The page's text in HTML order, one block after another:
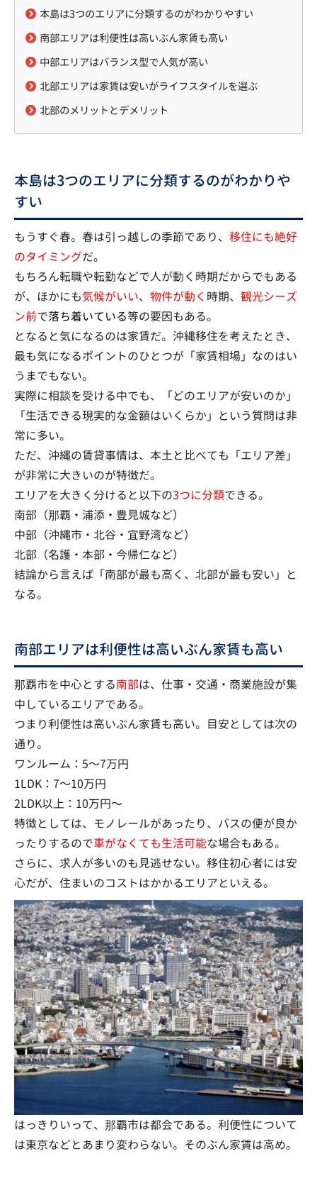
本島は3つのエリアに分類するのがわかりやすい
南部エリアは利便性は高いぶん家賃も高い
中部エリアはバランス型で人気が高い
北部エリアは家賃は安いがライフスタイルを選ぶ
北部のメリットとデメリット
本島は3つのエリアに分類するのがわかりや
すい
もうすぐ春。春は引っ越しの季節であり、 移住にも絶好
のタイミングだ。
もちろん転職や転勤などで人が動く時期だからでもある
が、ほかにも気候がいい、 物件が動く 時期、 観光シーズ
ン前で落ち着いている等の要因もある。
となると気になるのは家賃だ。沖縄移住を考えたとき、
最も気になるポイントのひとつが「家賃相場」なのはい
うまでもない。
実際に相談を受ける中でも、「どのエリアが安いのか」
「生活できる現実的な金額はいくらか」という質問は非
常に多い。
ただ、沖縄の賃貸事情は、本土と比べても「エリア差」
が非常に大きいのが特徴だ。
エリアを大きく分けると以下の3つに分類できる。
南部（那覇・浦添・豊見城など）
中部（沖縄市・北谷・宜野湾など）
北部（名護・本部・今帰仁など）
結論から言えば「南部が最も高く、北部が最も安い」と
なる。
南部エリアは利便性は高いぶん家賃も高い
那覇市を中心とする南部は、仕事・交通・商業施設が集
中しているエリアである。
つまり利便性は高いぶん家賃も高い。目安としては次の
通り。
ワンルーム：5〜7万円
1LDK：7〜10万円
2LDK以上：10万円〜
特徴としては、モノレールがあったり、バスの便が良か
ったりするので車がなくても生活可能な場合もある。
さらに、求人が多いのも見逃せない。移住初心者には安
心だが、住まいのコストはかかるエリアといえる。
はっきりいって、那覇市は都会である。利便性について
は東京などとあまり変わらない。そのぶん家賃は高め。